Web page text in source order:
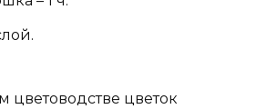
цветоводстве цветок